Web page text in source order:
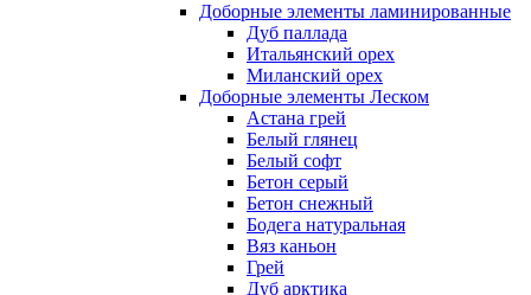
Доборные элементы ламинированные
Дуб паллада
Итальянский орех
Миланский орех
Доборные элементы Леском
Астана грей
Белый глянец
Белый софт
Бетон серый
Бетон снежный
Бодега натуральная
Вяз каньон
Грей
Дуб арктика